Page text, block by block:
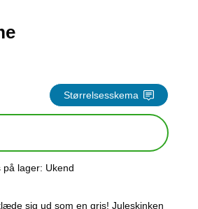
Størrelsesskema
på lager: Ukend
sig ud som en gris! Juleskinken